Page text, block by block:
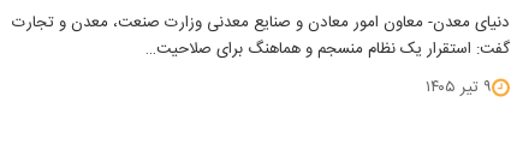
​دنیای معدن- معاون امور معادن و صنایع معدنی وزارت صنعت، معدن و تجارت
گفت: استقرار یک نظام منسجم و هماهنگ برای صلاحیت…
۹ تیر ۱۴۰۵